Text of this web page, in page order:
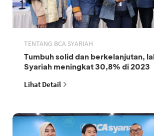
TENTANG BCA SYARIAH
Tumbuh solid dan berkelanjutan,
Syariah meningkat 30,8% di 2023
Lihat Detail